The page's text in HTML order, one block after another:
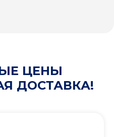
ЦЕНЫ
ДОСТАВКА!